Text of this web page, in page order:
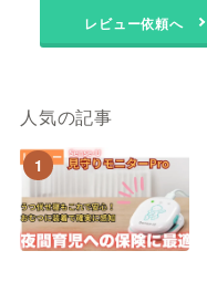
レビュー依頼へ
人気の記事
1